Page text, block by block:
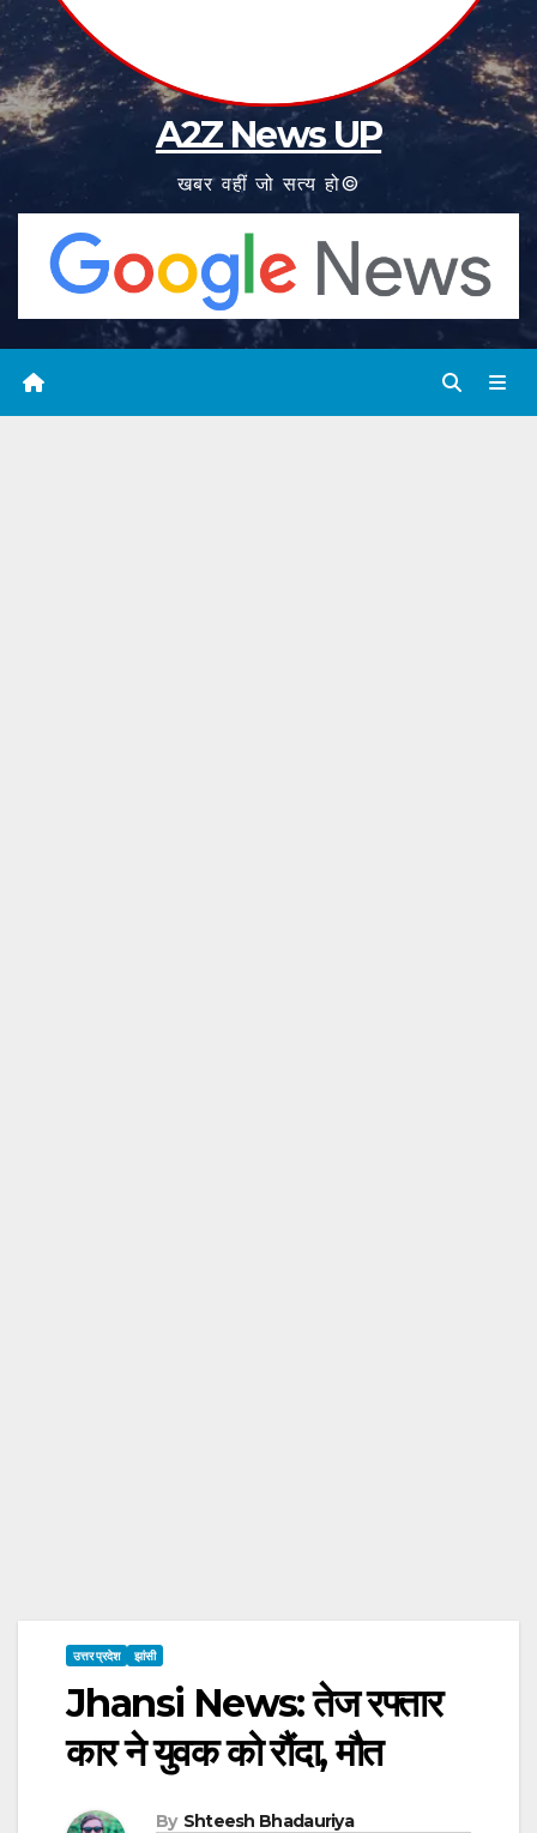
A2Z News UP
खबर वहीं जो सत्य हो©
उत्तर प्रदेश झांसी
Jhansi News: तेज रफ्तार
कार ने युवक को रौंदा, मौत
By Shteesh Bhadauriya